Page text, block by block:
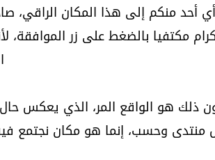
أحد منكم إلى هذا المكان
مكتفيا بالضغط على زر الموافقة،
ذلك هو الواقع المر، الذي يعكس
منتدى وحسب، إنما هو مكان نجتمع